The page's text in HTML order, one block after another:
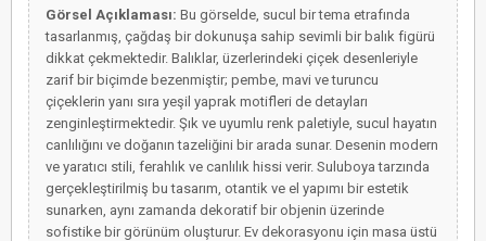
Görsel Açıklaması: Bu görselde, sucul bir tema etrafında
tasarlanmış, çağdaş bir dokunuşa sahip sevimli bir balık figürü
dikkat çekmektedir. Balıklar, üzerlerindeki çiçek desenleriyle
zarif bir biçimde bezenmiştir; pembe, mavi ve turuncu
çiçeklerin yanı sıra yeşil yaprak motifleri de detayları
zenginleştirmektedir. Şık ve uyumlu renk paletiyle, sucul hayatın
canlılığını ve doğanın tazeliğini bir arada sunar. Desenin modern
ve yaratıcı stili, ferahlık ve canlılık hissi verir. Suluboya tarzında
gerçekleştirilmiş bu tasarım, otantik ve el yapımı bir estetik
sunarken, aynı zamanda dekoratif bir objenin üzerinde
sofistike bir görünüm oluşturur. Ev dekorasyonu için masa üstü